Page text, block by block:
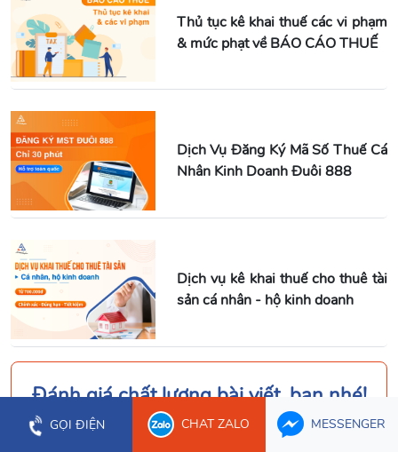
Thủ tục kê khai thuế các vi phạm
& mức phạt về BÁO CÁO THUẾ
Dịch Vụ Đăng Ký Mã Số Thuế Cá
Nhân Kinh Doanh Đuôi 888
Dịch vụ kê khai thuế cho thuê tài
sản cá nhân - hộ kinh doanh
Đánh giá chất lượng bài viết, bạn nhé!
GỌI ĐIỆN CHAT ZALO MESSENGER